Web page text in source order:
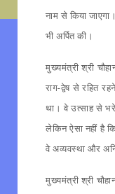
नाम से किया
भी अर्पित की।
मुख्यमंत्री श्री
राग-द्वेष से रहित
था। वे उत्साह से
लेकिन ऐसा नहीं है
वे अव्यवस्था और
मुख्यमंत्री श्री